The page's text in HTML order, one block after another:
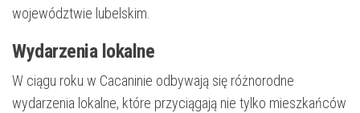
województwie lubelskim.
Wydarzenia lokalne
W ciągu roku w Cacaninie odbywają się różnorodne
wydarzenia lokalne, które przyciągają nie tylko mieszkańców